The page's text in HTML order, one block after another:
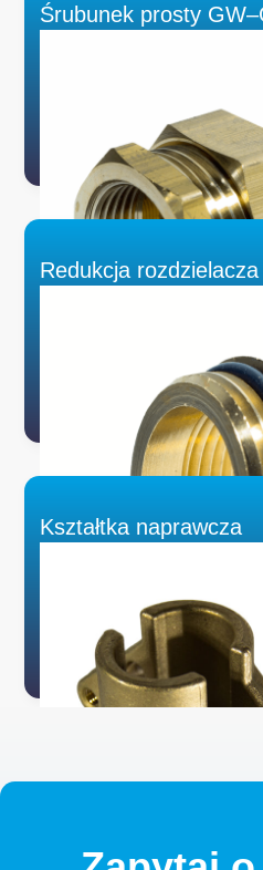
Śrubunek prosty
Redukcja
Kształtka naprawcza